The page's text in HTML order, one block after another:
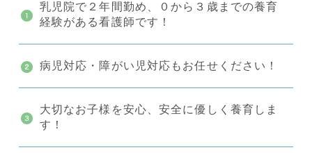
乳児院で２年間勤め、０から３歳までの養育
経験がある看護師です！
病児対応・障がい児対応もお任せください！
大切なお子様を安心、安全に優しく養育しま
す！